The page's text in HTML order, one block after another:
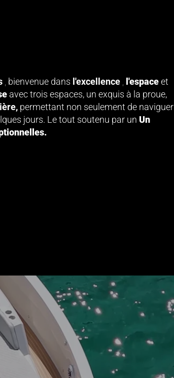
bienvenue dans l'excellence l'espaceet
avec trois espaces, un exquis à la proue,
permettant non seulement de naviguer
jours. Le tout soutenu par un Un